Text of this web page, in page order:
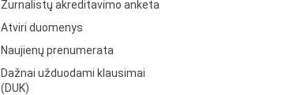
Žurnalistų akreditavimo anketa
Atviri duomenys
Naujienų prenumerata
Dažnai užduodami klausimai
(DUK)